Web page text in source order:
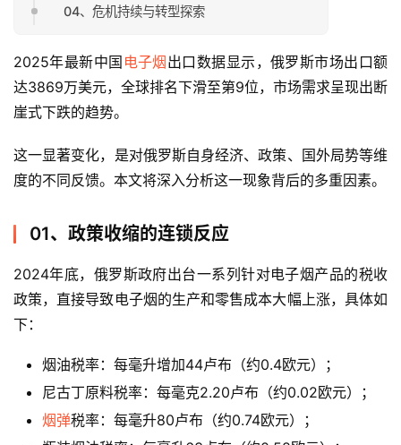
04、危机持续与转型探索
2025年最新中国 电子烟 出口数据显示，俄罗斯市场出口额
达3869万美元，全球排名下滑至第9位，市场需求呈现出断
崖式下跌的趋势。
这一显著变化，是对俄罗斯自身经济、政策、国外局势等维
度的不同反馈。本文将深入分析这一现象背后的多重因素。
01、政策收缩的连锁反应
2024年底，俄罗斯政府出台一系列针对电子烟产品的税收
政策，直接导致电子烟的生产和零售成本大幅上涨，具体如
下：
烟油税率：每毫升增加44卢布（约0.4欧元）；
尼古丁原料税率：每毫克2.20卢布（约0.02欧元）；
烟弹税率：每毫升80卢布（约0.74欧元）；